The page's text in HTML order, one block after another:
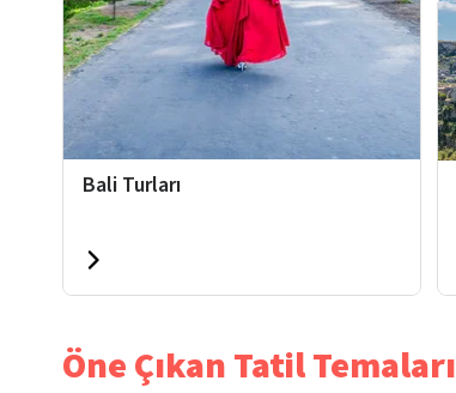
Bali Turları
Öne Çıkan Tatil Temaları